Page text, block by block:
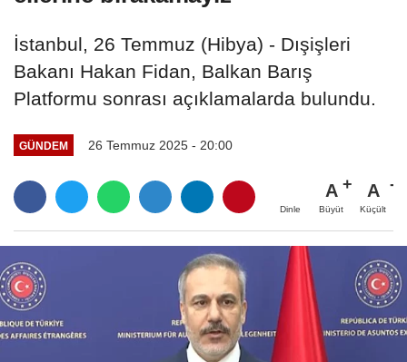
İstanbul, 26 Temmuz (Hibya) - Dışişleri
Bakanı Hakan Fidan, Balkan Barış
Platformu sonrası açıklamalarda bulundu.
GÜNDEM 26 Temmuz 2025 - 20:00
Dinle
A
Büyüt
A
Küçült